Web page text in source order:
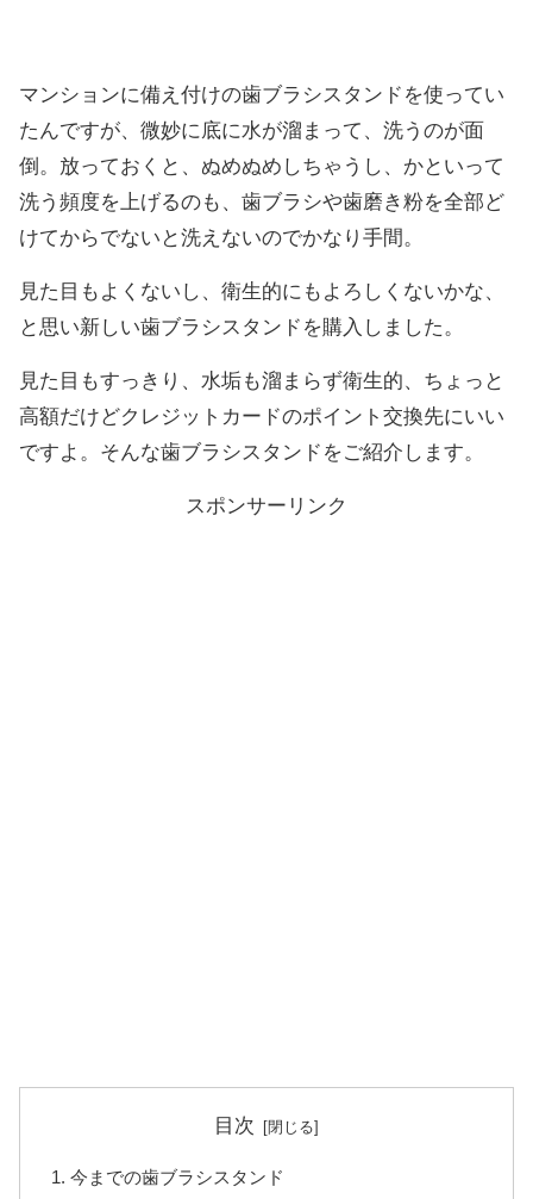
マンションに備え付けの歯ブラシスタンドを使ってい
たんですが、微妙に底に水が溜まって、洗うのが面
倒。放っておくと、ぬめぬめしちゃうし、かといって
洗う頻度を上げるのも、歯ブラシや歯磨き粉を全部ど
けてからでないと洗えないのでかなり手間。
見た目もよくないし、衛生的にもよろしくないかな、
と思い新しい歯ブラシスタンドを購入しました。
見た目もすっきり、水垢も溜まらず衛生的、ちょっと
高額だけどクレジットカードのポイント交換先にいい
ですよ。そんな歯ブラシスタンドをご紹介します。
スポンサーリンク
目次
今までの歯ブラシスタンド